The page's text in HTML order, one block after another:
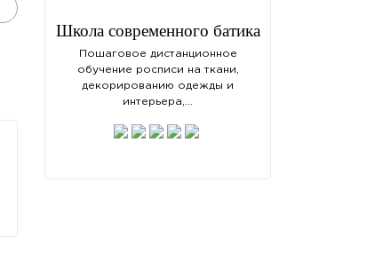
Школа современного батика
Пошаговое дистанционное
обучение росписи на ткани,
декорированию одежды и
интерьера,…